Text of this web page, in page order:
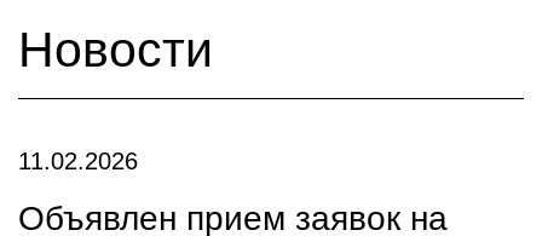
Новости
11.02.2026
Объявлен прием заявок на